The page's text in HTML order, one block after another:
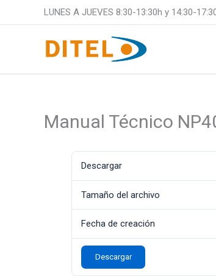
LUNES A JUEVES 8:30-13:30h y 14:30-
Manual Técnico
Descargar
Tamaño del archivo
Fecha de creación
Descargar